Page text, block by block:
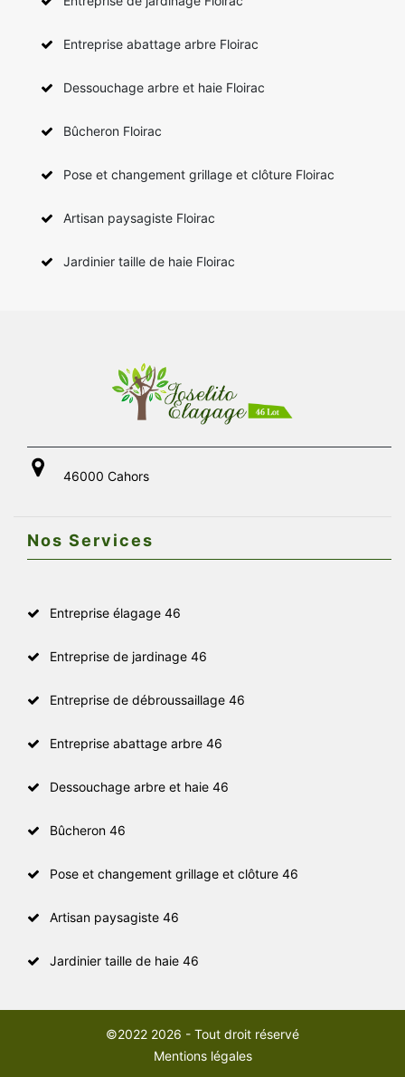
Entreprise abattage arbre Floirac
Dessouchage arbre et haie Floirac
Bûcheron Floirac
Pose et changement grillage et clôture Floirac
Artisan paysagiste Floirac
Jardinier taille de haie Floirac
46000 Cahors
Nos Services
Entreprise élagage 46
Entreprise de jardinage 46
Entreprise de débroussaillage 46
Entreprise abattage arbre 46
Dessouchage arbre et haie 46
Bûcheron 46
Pose et changement grillage et clôture 46
Artisan paysagiste 46
Jardinier taille de haie 46
©2022 2026 - Tout droit réservé
Mentions légales